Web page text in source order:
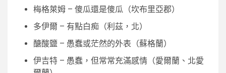
梅格萊姆 – 傻瓜還是傻瓜（坎布里亞郡）
多伊爾 – 有點白痴（利茲，北）
醣酸鹽 – 愚蠢或茫然的外表（蘇格蘭）
伊吉特 – 愚蠢，但常常充滿感情（愛爾蘭、北愛